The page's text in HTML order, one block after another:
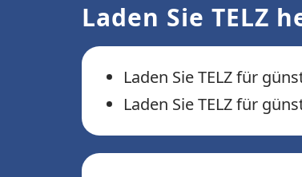
Laden Sie TELZ
Laden Sie TELZ für
Laden Sie TELZ für